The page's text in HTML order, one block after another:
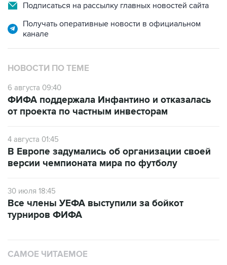
Подписаться на рассылку главных новостей сайта
Получать оперативные новости в официальном
канале
НОВОСТИ ПО ТЕМЕ
6 августа 09:40
ФИФА поддержала Инфантино и отказалась
от проекта по частным инвесторам
4 августа 01:45
В Европе задумались об организации своей
версии чемпионата мира по футболу
30 июля 18:45
Все члены УЕФА выступили за бойкот
турниров ФИФА
САМОЕ ЧИТАЕМОЕ